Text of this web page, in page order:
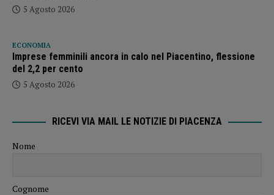
5 Agosto 2026
ECONOMIA
Imprese femminili ancora in calo nel Piacentino, flessione
del 2,2 per cento
5 Agosto 2026
RICEVI VIA MAIL LE NOTIZIE DI PIACENZA
Nome
Cognome